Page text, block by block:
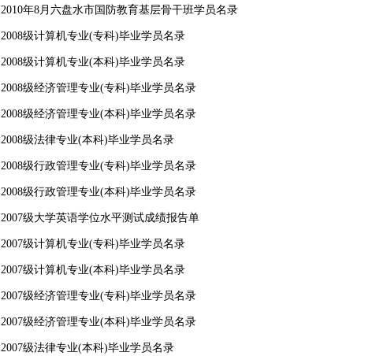
2010年8月六盘水市国防教育基层骨干班学员名录
2008级计算机专业(专科)毕业学员名录
2008级计算机专业(本科)毕业学员名录
2008级经济管理专业(专科)毕业学员名录
2008级经济管理专业(本科)毕业学员名录
2008级法律专业(本科)毕业学员名录
2008级行政管理专业(专科)毕业学员名录
2008级行政管理专业(本科)毕业学员名录
2007级大学英语学位水平测试成绩报告单
2007级计算机专业(专科)毕业学员名录
2007级计算机专业(本科)毕业学员名录
2007级经济管理专业(专科)毕业学员名录
2007级经济管理专业(本科)毕业学员名录
2007级法律专业(本科)毕业学员名录